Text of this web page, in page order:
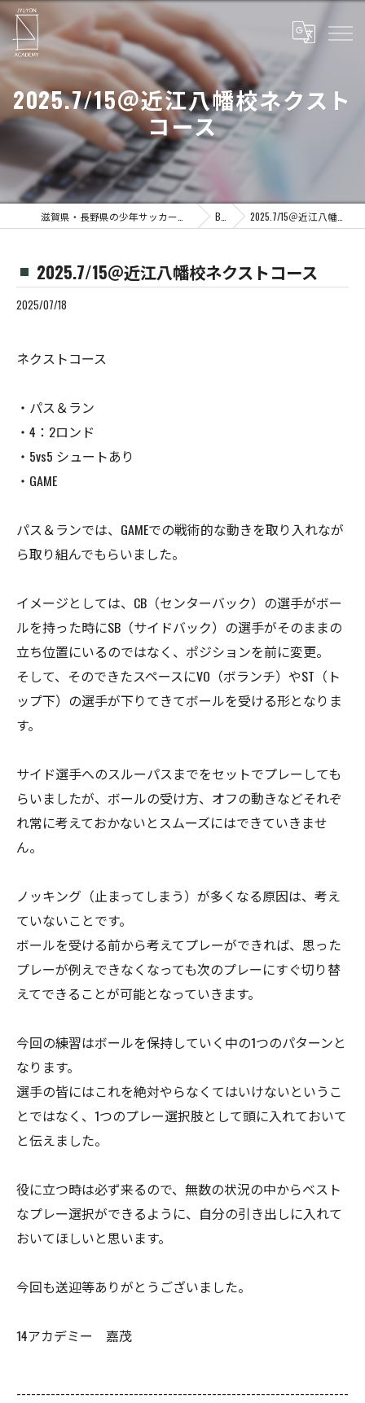
2025.7/15＠近江八幡校ネクスト
コース
Blog 2025.7/15＠近江八幡校ネクストコース
2025.7/15＠近江八幡校ネクストコース
2025/07/18
ネクストコース
・パス＆ラン
・4：2ロンド
・5vs5 シュートあり
・GAME
パス＆ランでは、GAMEでの戦術的な動きを取り入れなが
ら取り組んでもらいました。
イメージとしては、CB（センターバック）の選手がボー
ルを持った時にSB（サイドバック）の選手がそのままの
立ち位置にいるのではなく、ポジションを前に変更。
そして、そのできたスペースにVO（ボランチ）やST（ト
ップ下）の選手が下りてきてボールを受ける形となりま
す。
サイド選手へのスルーパスまでをセットでプレーしても
らいましたが、ボールの受け方、オフの動きなどそれぞ
れ常に考えておかないとスムーズにはできていきませ
ん。
ノッキング（止まってしまう）が多くなる原因は、考え
ていないことです。
ボールを受ける前から考えてプレーができれば、思った
プレーが例えできなくなっても次のプレーにすぐ切り替
えてできることが可能となっていきます。
今回の練習はボールを保持していく中の1つのパターンと
なります。
選手の皆にはこれを絶対やらなくてはいけないというこ
とではなく、1つのプレー選択肢として頭に入れておいて
と伝えました。
役に立つ時は必ず来るので、無数の状況の中からベスト
なプレー選択ができるように、自分の引き出しに入れて
おいてほしいと思います。
今回も送迎等ありがとうございました。
14アカデミー 嘉茂
--------------------------------------------------------------------